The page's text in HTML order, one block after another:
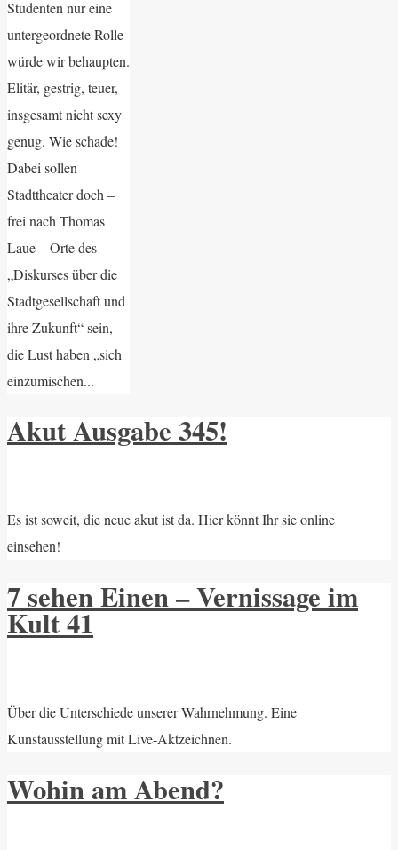
Studenten nur eine
untergeordnete Rolle
würde wir behaupten.
Elitär, gestrig, teuer,
insgesamt nicht sexy
genug. Wie schade!
Dabei sollen
Stadttheater doch –
frei nach Thomas
Laue – Orte des
„Diskurses über die
Stadtgesellschaft und
ihre Zukunft“ sein,
die Lust haben „sich
einzumischen...
Akut Ausgabe 345!
Es ist soweit, die neue akut ist da. Hier könnt Ihr sie online
einsehen!
7 sehen Einen – Vernissage im
Kult 41
Über die Unterschiede unserer Wahrnehmung. Eine
Kunstausstellung mit Live-Aktzeichnen.
Wohin am Abend?